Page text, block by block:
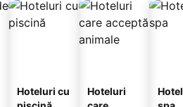
Hoteluri cu
Hoteluri